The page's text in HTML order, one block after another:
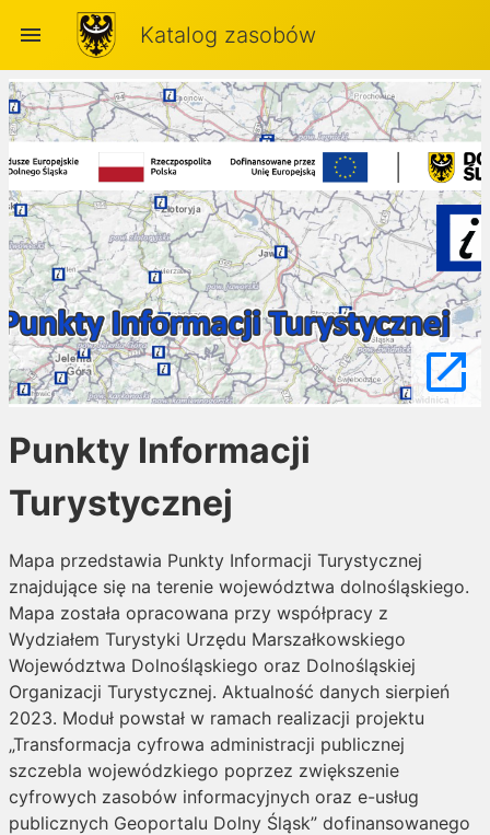
menu Katalog zasobów
launch
Punkty Informacji
Turystycznej
Mapa przedstawia Punkty Informacji Turystycznej
znajdujące się na terenie województwa dolnośląskiego.
Mapa została opracowana przy współpracy z
Wydziałem Turystyki Urzędu Marszałkowskiego
Województwa Dolnośląskiego oraz Dolnośląskiej
Organizacji Turystycznej. Aktualność danych sierpień
2023. Moduł powstał w ramach realizacji projektu
„Transformacja cyfrowa administracji publicznej
szczebla wojewódzkiego poprzez zwiększenie
cyfrowych zasobów informacyjnych oraz e-usług
publicznych Geoportalu Dolny Śląsk” dofinansowanego